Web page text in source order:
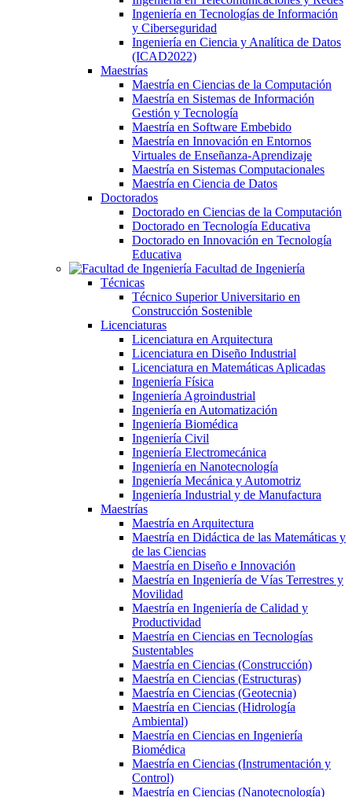
Ingeniería en Tecnologías de Información
y Ciberseguridad
Ingeniería en Ciencia y Analítica de Datos
(ICAD2022)
Maestrías
Maestría en Ciencias de la Computación
Maestría en Sistemas de Información
Gestión y Tecnología
Maestría en Software Embebido
Maestría en Innovación en Entornos
Virtuales de Enseñanza-Aprendizaje
Maestría en Sistemas Computacionales
Maestría en Ciencia de Datos
Doctorados
Doctorado en Ciencias de la Computación
Doctorado en Tecnología Educativa
Doctorado en Innovación en Tecnología
Educativa
Facultad de Ingeniería
Técnicas
Técnico Superior Universitario en
Construcción Sostenible
Licenciaturas
Licenciatura en Arquitectura
Licenciatura en Diseño Industrial
Licenciatura en Matemáticas Aplicadas
Ingeniería Física
Ingeniería Agroindustrial
Ingeniería en Automatización
Ingeniería Biomédica
Ingeniería Civil
Ingeniería Electromecánica
Ingeniería en Nanotecnología
Ingeniería Mecánica y Automotriz
Ingeniería Industrial y de Manufactura
Maestrías
Maestría en Arquitectura
Maestría en Didáctica de las Matemáticas y
de las Ciencias
Maestría en Diseño e Innovación
Maestría en Ingeniería de Vías Terrestres y
Movilidad
Maestría en Ingeniería de Calidad y
Productividad
Maestría en Ciencias en Tecnologías
Sustentables
Maestría en Ciencias (Construcción)
Maestría en Ciencias (Estructuras)
Maestría en Ciencias (Geotecnia)
Maestría en Ciencias (Hidrología
Ambiental)
Maestría en Ciencias en Ingeniería
Biomédica
Maestría en Ciencias (Instrumentación y
Control)
Maestría en Ciencias (Nanotecnología)